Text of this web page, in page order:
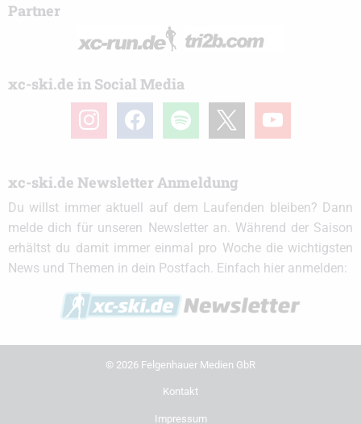
Partner
xc-ski.de in Social Media
instagramfacebook spotify youtube
xc-ski.de Newsletter Anmeldung
Du willst immer aktuell auf dem Laufenden bleiben? Dann
melde dich für unseren Newsletter an. Während der Saison
erhältst du damit immer einmal pro Woche die wichtigsten
News und Themen in dein Postfach. Einfach hier anmelden:
© 2026 Felgenhauer Medien GbR
Kontakt
Impressum